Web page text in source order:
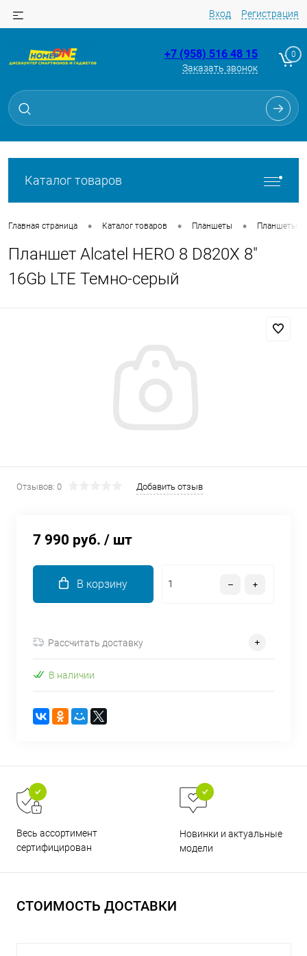
Вход Регистрация
+7 (958) 516 48 15
Заказать звонок
0
Каталог товаров
Главная страница • Каталог товаров • Планшеты • Планшеты
Планшет Alcatel HERO 8 D820X 8"
16Gb LTE Темно-серый
Отзывов: 0 Добавить отзыв
7 990 руб. / шт
В корзину
Рассчитать доставку
В наличии
Весь ассортимент
сертифицирован
Новинки и актуальные
модели
СТОИМОСТЬ ДОСТАВКИ
Для клиентов всех банков
Разбейте
без переплат
Сегодня
выбранный способом
списываться
по25% каждые 2 недели
8 800 302-02-51